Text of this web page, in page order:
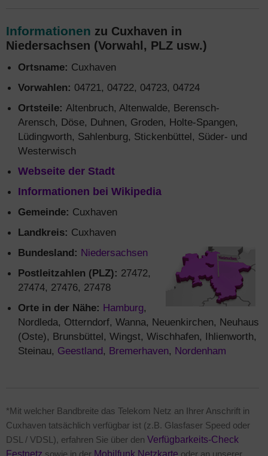
Informationen zu Cuxhaven in
Niedersachsen (Vorwahl, PLZ usw.)
Ortsname: Cuxhaven
Vorwahlen: 04721, 04722, 04723, 04724
Ortsteile: Altenbruch, Altenwalde, Berensch-
Arensch, Döse, Duhnen, Groden, Holte-Spangen,
Lüdingworth, Sahlenburg, Stickenbüttel, Süder- und
Westerwisch
Webseite der Stadt
Informationen bei Wikipedia
Gemeinde: Cuxhaven
Landkreis: Cuxhaven
Bundesland: Niedersachsen
Postleitzahlen (PLZ): 27472,
27474, 27476, 27478
Orte in der Nähe: Hamburg,
Nordleda, Otterndorf, Wanna, Neuenkirchen, Neuhaus
(Oste), Brunsbüttel, Wingst, Wischhafen, Ihlienworth,
Steinau, Geestland, Bremerhaven, Nordenham
*Mit welcher Bandbreite das Telekom Netz an Ihrer Anschrift in
Cuxhaven tatsächlich verfügbar ist (z.B. Glasfaser Speed oder
DSL / VDSL), erfahren Sie über den Verfügbarkeits-Check
Festnetz sowie in der Mobilfunk Netzkarte oder an unserer